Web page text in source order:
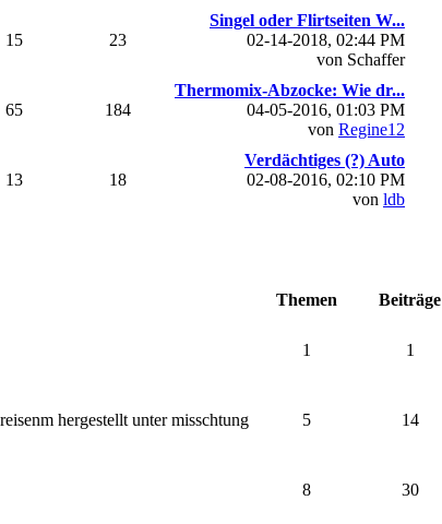
15 23
Singel oder Flirtseiten W...
02-14-2018, 02:44 PM
von Schaffer
65 184
Thermomix-Abzocke: Wie dr...
04-05-2016, 01:03 PM
von Regine12
13 18
Verdächtiges (?) Auto
02-08-2016, 02:10 PM
von ldb
Themen Beiträge
1 1
hergestellt unter misschtung
5 14
8 30